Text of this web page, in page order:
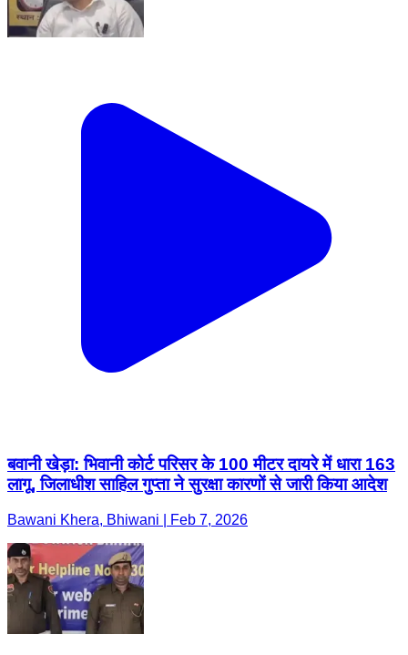
बवानी खेड़ा: भिवानी कोर्ट परिसर के 100 मीटर दायरे में धारा 163
लागू, जिलाधीश साहिल गुप्ता ने सुरक्षा कारणों से जारी किया आदेश
Bawani Khera, Bhiwani | Feb 7, 2026